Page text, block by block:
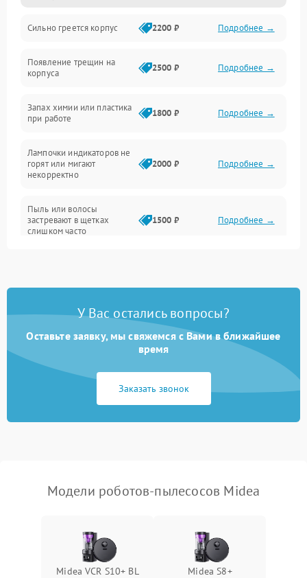
Неисправность программного обеспечения
Проблемы с сигналом
Батарея
Программные сбои
Сильно греется корпус 2200 ₽ Подробнее →
Появление трещин на
корпуса
2500 ₽ Подробнее →
Запах химии или пластика
при работе
1800 ₽ Подробнее →
Лампочки индикаторов не
горят или мигают
некорректно
2000 ₽ Подробнее →
Пыль или волосы
застревают в щетках
слишком часто
1500 ₽ Подробнее →
У Вас остались вопросы?
Оставьте заявку, мы свяжемся с Вами в ближайшее
время
Заказать звонок
Модели роботов-пылесосов Midea
Midea VCR S10+ BL Midea S8+